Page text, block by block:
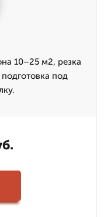
10–25 м2, резка
под